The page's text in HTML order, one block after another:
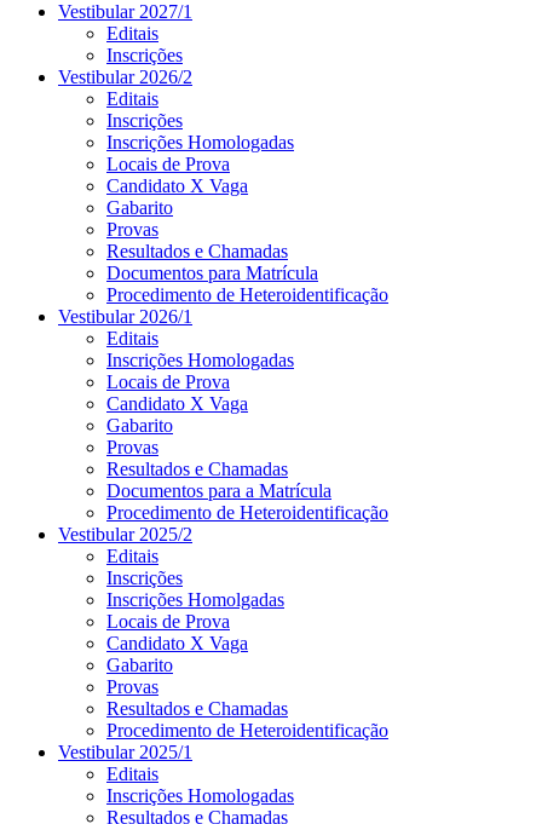
Vestibular 2027/1
Editais
Inscrições
Vestibular 2026/2
Editais
Inscrições
Inscrições Homologadas
Locais de Prova
Candidato X Vaga
Gabarito
Provas
Resultados e Chamadas
Documentos para Matrícula
Procedimento de Heteroidentificação
Vestibular 2026/1
Editais
Inscrições Homologadas
Locais de Prova
Candidato X Vaga
Gabarito
Provas
Resultados e Chamadas
Documentos para a Matrícula
Procedimento de Heteroidentificação
Vestibular 2025/2
Editais
Inscrições
Inscrições Homolgadas
Locais de Prova
Candidato X Vaga
Gabarito
Provas
Resultados e Chamadas
Procedimento de Heteroidentificação
Vestibular 2025/1
Editais
Inscrições Homologadas
Resultados e Chamadas